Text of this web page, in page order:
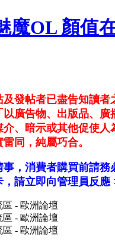
魔OL 顏值
發帖者已盡告知讀者
廣告物、出版品、廣
、暗示或其他促使人
同，純屬巧合。
，消費者購買前請務
請立即向管理員反應